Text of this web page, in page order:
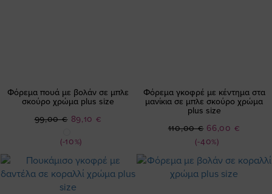
Φόρεμα πουά με βολάν σε μπλε
σκούρο χρώμα plus size
(-10%)
Ειδική
89,10 €
99,00 €
Φόρεμα γκοφρέ με κέντημα στα
μανίκια σε μπλε σκούρο χρώμα
plus size
(-40%)
Ειδική
Τιμή
66,00 €
110,00 €